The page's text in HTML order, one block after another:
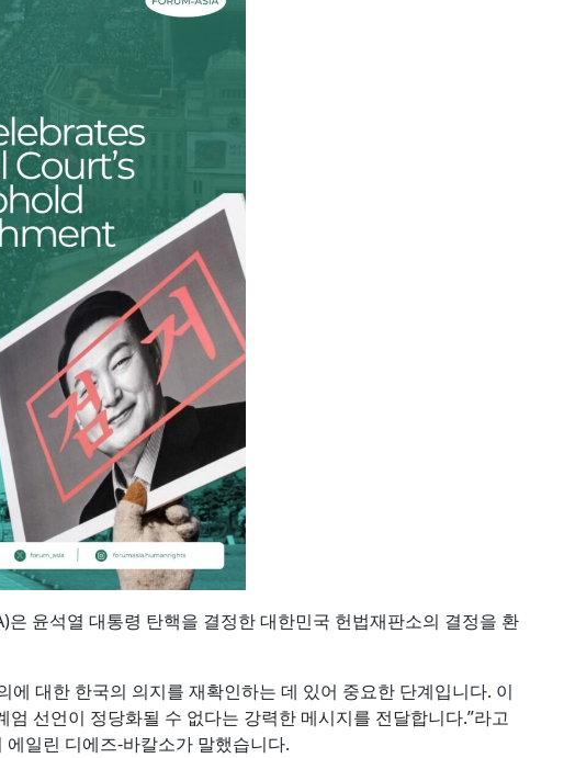
은 윤석열 대통령 탄핵을 결정한 대한민국 헌법재판소의 결정을 환
에 대한 한국의 의지를 재확인하는 데 있어 중요한 단계입니다. 이
선언이 정당화될 수 없다는 강력한 메시지를 전달합니다.”라고
일린 디에즈-바칼소가 말했습니다.